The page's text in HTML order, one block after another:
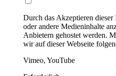
Durch das Akzeptieren
oder andere Medieninhalte
Anbietern gehostet werden.
wir auf dieser Webseite
Vimeo, YouTube